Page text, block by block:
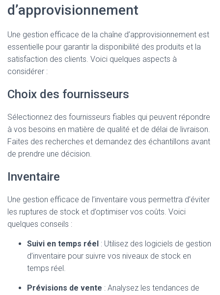
d’approvisionnement
Une gestion efficace de la chaîne d’approvisionnement est
essentielle pour garantir la disponibilité des produits et la
satisfaction des clients. Voici quelques aspects à
considérer :
Choix des fournisseurs
Sélectionnez des fournisseurs fiables qui peuvent répondre
à vos besoins en matière de qualité et de délai de livraison.
Faites des recherches et demandez des échantillons avant
de prendre une décision.
Inventaire
Une gestion efficace de l’inventaire vous permettra d’éviter
les ruptures de stock et d’optimiser vos coûts. Voici
quelques conseils :
Suivi en temps réel : Utilisez des logiciels de gestion
d’inventaire pour suivre vos niveaux de stock en
temps réel.
Prévisions de vente : Analysez les tendances de